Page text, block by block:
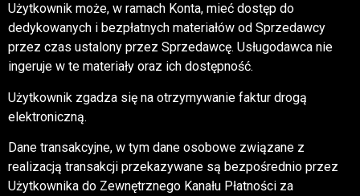
Użytkownik może, w ramach Konta, mieć dostęp do
dedykowanych i bezpłatnych materiałów od Sprzedawcy
przez czas ustalony przez Sprzedawcę. Usługodawca nie
ingeruje w te materiały oraz ich dostępność.
Użytkownik zgadza się na otrzymywanie faktur drogą
elektroniczną.
Dane transakcyjne, w tym dane osobowe związane z
realizacją transakcji przekazywane są bezpośrednio przez
Użytkownika do Zewnętrznego Kanału Płatności za